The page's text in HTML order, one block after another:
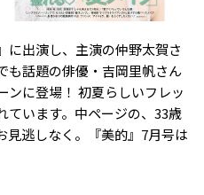
に出演し、主演の仲野太賀さ
も話題の俳優・吉岡里帆さん
ンに登場！ 初夏らしいフレッ
ています。中ページの、33歳
見逃しなく。『美的』7月号は